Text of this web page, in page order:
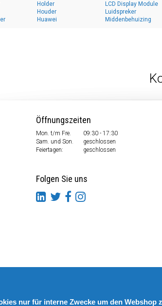
Holder
Houder
Huawei
LCD Display Module
Luidspreker
Middenbehuizing
Öffnungszeiten
Mon. t/m Fre.
09:30 - 17:30
Sam. und Son.
geschlossen
Feiertagen:
geschlossen
Folgen Sie uns
nur für interne Zwecke um den Webshop